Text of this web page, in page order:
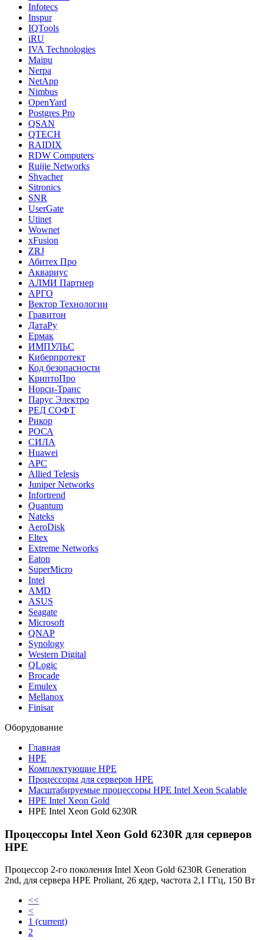
Infotecs
Inspur
IQTools
iRU
IVA Technologies
Maipu
Nerpa
NetApp
Nimbus
OpenYard
Postgres Pro
QSAN
QTECH
RAIDIX
RDW Computers
Ruijie Networks
Shvacher
Sitronics
SNR
UserGate
Utinet
Wownet
xFusion
ZRJ
Абитех Про
Аквариус
АЛМИ Партнер
АРГО
Вектор Технологии
Гравитон
ДатаРу
Ермак
ИМПУЛЬС
Киберпротект
Код безопасности
КриптоПро
Норси-Транс
Парус Электро
РЕД СОФТ
Рикор
РОСА
СИЛА
Huawei
APC
Allied Telesis
Juniper Networks
Infortrend
Quantum
Nateks
AeroDisk
Eltex
Extreme Networks
Eaton
SuperMicro
Intel
AMD
ASUS
Seagate
Microsoft
QNAP
Synology
Western Digital
QLogic
Brocade
Emulex
Mellanox
Finisar
Оборудование
Главная
HPE
Комплектующие HPE
Процессоры для серверов HPE
Масштабируемые процессоры HPE Intel Xeon Scalable
HPE Intel Xeon Gold
HPE Intel Xeon Gold 6230R
Процессоры Intel Xeon Gold 6230R для серверов
HPE
Процессор 2-го поколения Intel Xeon Gold 6230R Generation
2nd, для сервера HPE Proliant, 26 ядер, частота 2,1 ГГц, 150 Вт
<<
<
1 (current)
2